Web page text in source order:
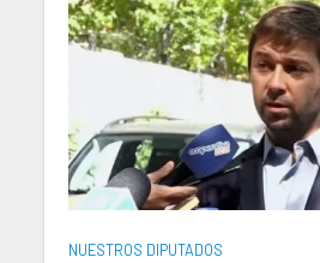
NUESTROS DIPUTADOS